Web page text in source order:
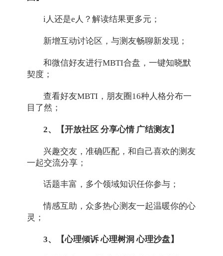
i人还是e人？解读结果更多元；
新增互动讨论区，与测友畅聊新发现；
和微信好友进行MBTI合盘，一键知晓默
契度；
查看好友MBTI，朋友圈16种人格分布一
目了然；
2、【开放社区 分享心情 广结测友】
兴趣交友，准确匹配，和自己喜欢的测友
一起交流分享；
话题丰富，多个领域知识任你参与；
情感互助，众多热心测友一起温暖你的心
灵；
3、【心理倾诉 心理树洞 心理沙盘】